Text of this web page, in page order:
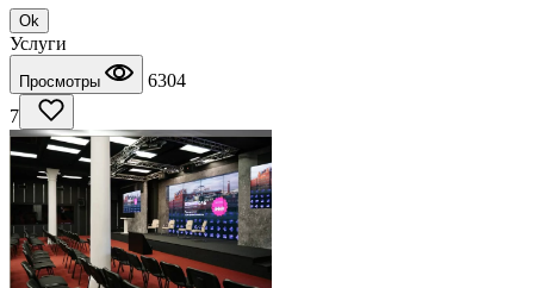
Ok
Услуги
Просмотры
6304
7